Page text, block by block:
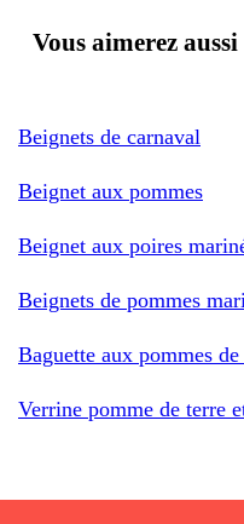
Vous aimerez aussi
Beignets de carnaval
Beignet aux pommes
Beignet aux poires
Beignets de pommes
Baguette aux pommes
Verrine pomme de terre